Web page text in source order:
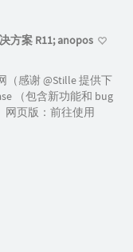
方案 R11; anopos
（感谢 @Stille 提供下
（包含新功能和 bug
网页版：前往使用